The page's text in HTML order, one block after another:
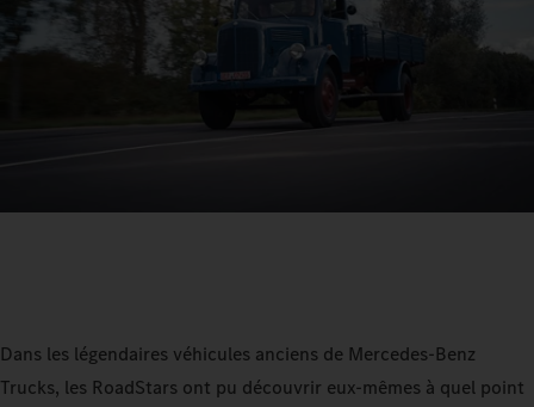
Dans les légendaires véhicules anciens de Mercedes-Benz
Trucks, les RoadStars ont pu découvrir eux-mêmes à quel point